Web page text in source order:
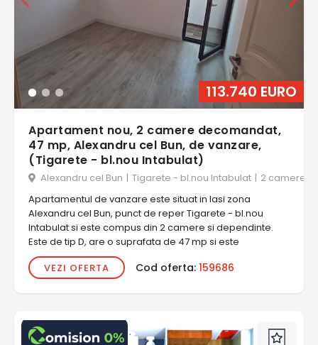
113.740 EURO
Apartament nou, 2 camere decomandat,
47 mp, Alexandru cel Bun, de vanzare,
(Tigarete - bl.nou Intabulat)
Alexandru cel Bun | Tigarete - bl.nou Intabulat | 2 camere
Apartamentul de vanzare este situat in Iasi zona
Alexandru cel Bun, punct de reper Tigarete - bl.nou
Intabulat si este compus din 2 camere si dependinte.
Este de tip D, are o suprafata de 47 mp si este
VEZI OFERTA
Cod oferta: 159686